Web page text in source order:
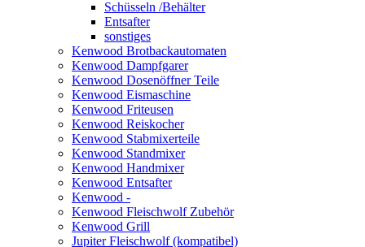
Schüsseln /Behälter
Entsafter
sonstiges
Kenwood Brotbackautomaten
Kenwood Dampfgarer
Kenwood Dosenöffner Teile
Kenwood Eismaschine
Kenwood Friteusen
Kenwood Reiskocher
Kenwood Stabmixerteile
Kenwood Standmixer
Kenwood Handmixer
Kenwood Entsafter
Kenwood -
Kenwood Fleischwolf Zubehör
Kenwood Grill
Jupiter Fleischwolf (kompatibel)